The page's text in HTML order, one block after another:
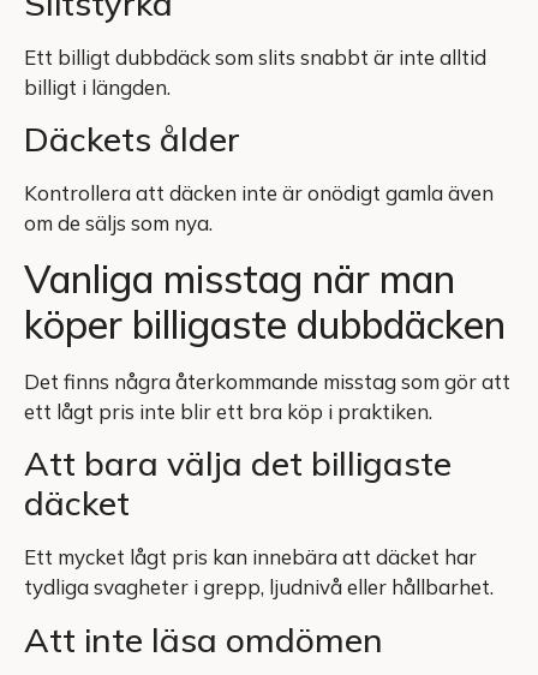
Ett billigt dubbdäck som slits snabbt är inte alltid
billigt i längden.
Däckets ålder
Kontrollera att däcken inte är onödigt gamla även
om de säljs som nya.
Vanliga misstag när man
köper billigaste dubbdäcken
Det finns några återkommande misstag som gör att
ett lågt pris inte blir ett bra köp i praktiken.
Att bara välja det billigaste
däcket
Ett mycket lågt pris kan innebära att däcket har
tydliga svagheter i grepp, ljudnivå eller hållbarhet.
Att inte läsa omdömen